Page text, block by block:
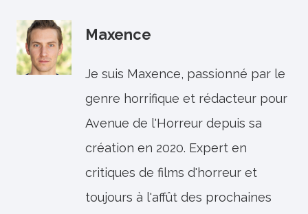
Maxence
Je suis Maxence, passionné par le
genre horrifique et rédacteur pour
Avenue de l'Horreur depuis sa
création en 2020. Expert en
critiques de films d'horreur et
toujours à l'affût des prochaines